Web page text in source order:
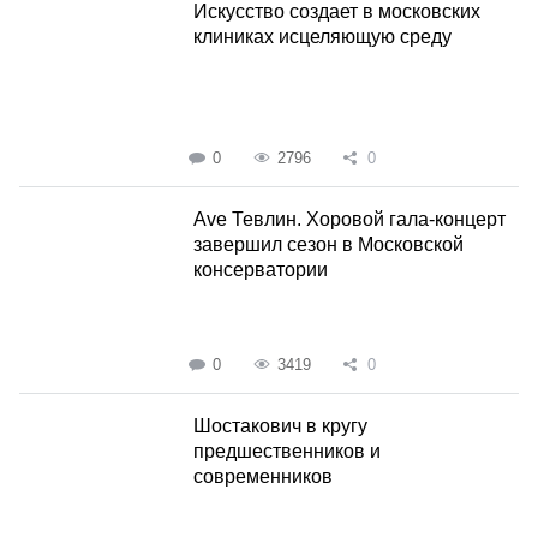
Искусство создает в московских
клиниках исцеляющую среду
0 2796 0
Ave Тевлин. Хоровой гала-концерт
завершил сезон в Московской
консерватории
0 3419 0
Шостакович в кругу
предшественников и
современников